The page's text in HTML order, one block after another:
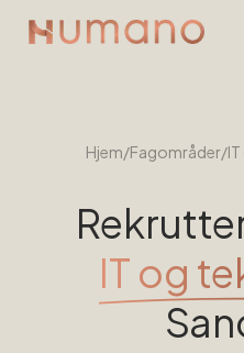
Menneskene
Hjem/Fagområder/
IT og